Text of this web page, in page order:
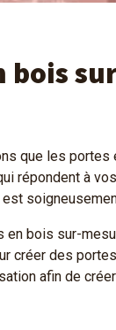
bois
que les
répondent à
bois sur-
créer des
afin de